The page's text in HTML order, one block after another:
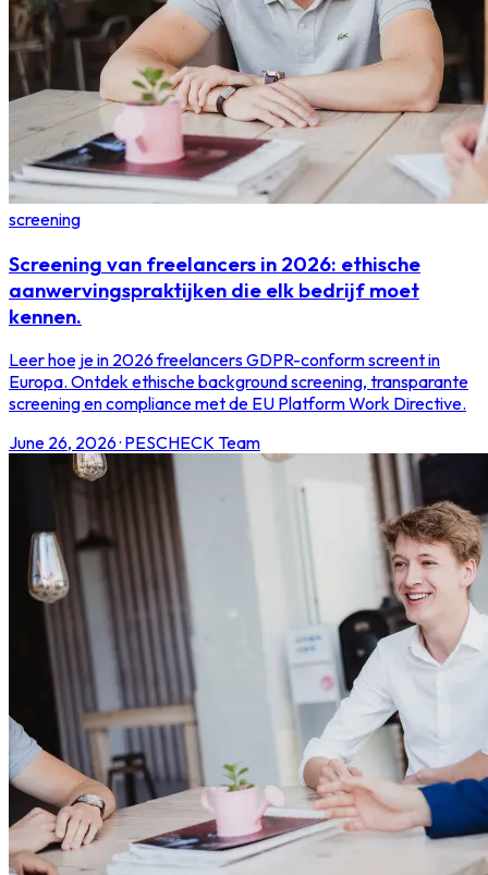
screening
Screening van freelancers in 2026: ethische
aanwervingspraktijken die elk bedrijf moet
kennen.
Leer hoe je in 2026 freelancers GDPR-conform screent in
Europa. Ontdek ethische background screening, transparante
screening en compliance met de EU Platform Work Directive.
June 26, 2026· PESCHECK Team